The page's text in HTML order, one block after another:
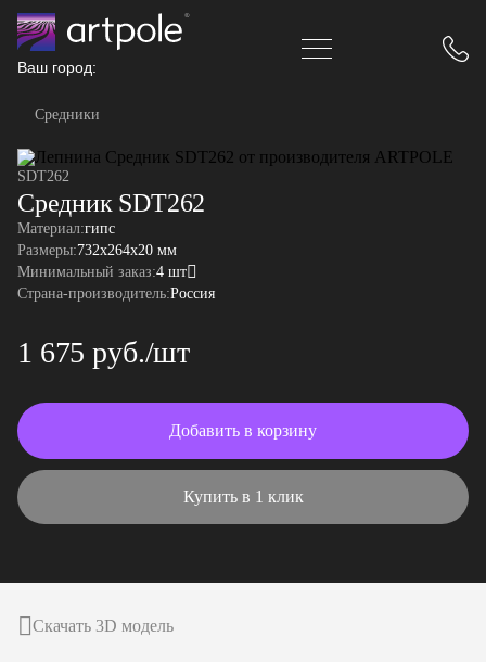
Ваш город:
Средники
SDT262
Средник SDT262
Материал:гипс
Размеры:732x264x20 мм
Минимальный заказ:4 шт
Страна-производитель:Россия
1 675 руб./шт
Добавить в корзину
Купить в 1 клик
Скачать 3D модель